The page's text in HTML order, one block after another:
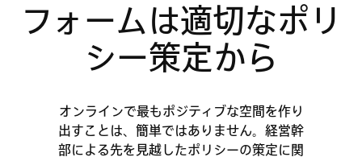
フォームは適切なポリ
シー策定から
オンラインで最もポジティブな空間を作り
出すことは、簡単ではありません。経営幹
部による先を見越したポリシーの策定に関